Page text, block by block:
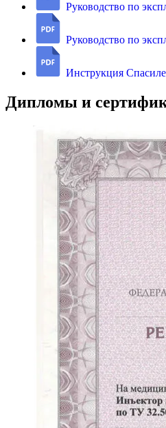
Руководство по
Руководство по
Инструкция
Дипломы и